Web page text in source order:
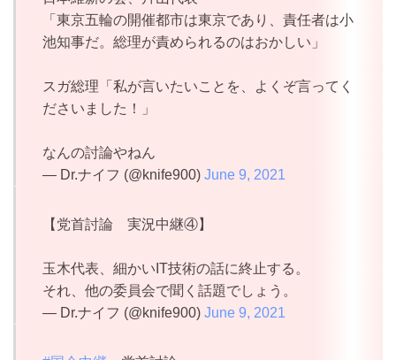
「東京五輪の開催都市は東京であり、責任者は小
池知事だ。総理が責められるのはおかしい」
スガ総理「私が言いたいことを、よくぞ言ってく
ださいました！」
なんの討論やねん
— Dr.ナイフ (@knife900) June 9, 2021
【党首討論 実況中継④】
玉木代表、細かいIT技術の話に終止する。
それ、他の委員会で聞く話題でしょう。
— Dr.ナイフ (@knife900) June 9, 2021